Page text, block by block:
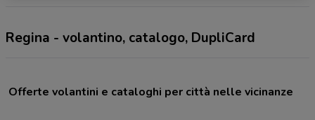
Regina - volantino, catalogo, DupliCard
Offerte volantini e cataloghi per città nelle vicinanze